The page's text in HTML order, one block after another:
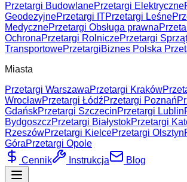
Przetargi BudowlanePrzetargi Elektryczne
GeodezyjnePrzetargi ITPrzetargi Leśne
MedycznePrzetargi Obsługa prawna
OchronaPrzetargi RolniczePrzetargi
TransportowePrzetargiBiznes Polska
Miasta
Przetargi WarszawaPrzetargi Kraków
WrocławPrzetargi ŁódźPrzetargi Poznań
GdańskPrzetargi SzczecinPrzetargi Lublin
BydgoszczPrzetargi BiałystokPrzetargi
RzeszówPrzetargi KielcePrzetargi Olsztyn
GóraPrzetargi Opole
Cennik
Instrukcja Blog